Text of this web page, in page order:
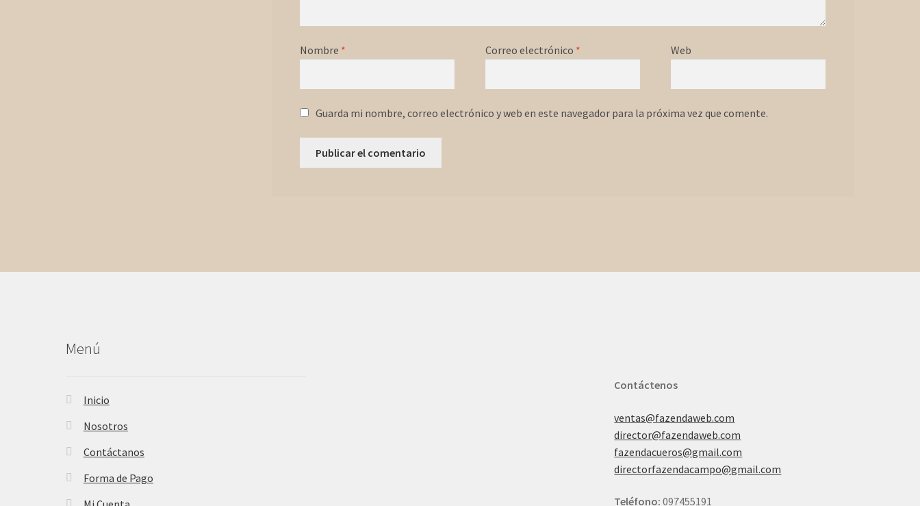
Nombre * Correo electrónico * Web
Guarda mi nombre, correo electrónico y web en este navegador para la próxima vez que comente.
Menú
Inicio
Nosotros
Contáctanos
Forma de Pago
Contáctenos
ventas@fazendaweb.com
director@fazendaweb.com
fazendacueros@gmail.com
directorfazendacampo@gmail.com
Teléfono: 097455191